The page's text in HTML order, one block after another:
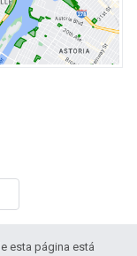
esta página está